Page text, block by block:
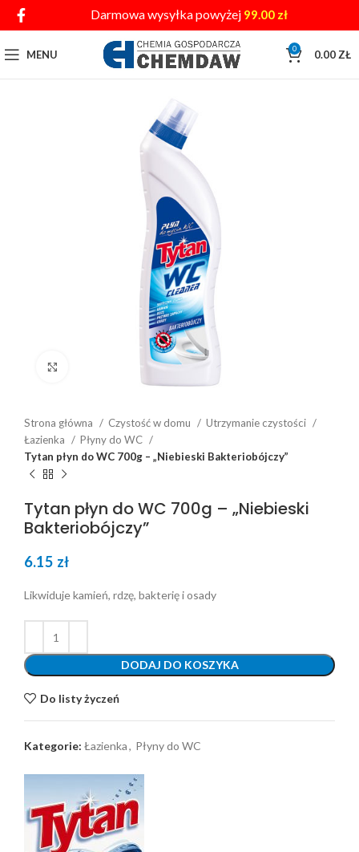
Darmowa wysyłka powyżej 99.00 zł
MENU 0 0.00 ZŁ
Strona główna Czystość w domu
Utrzymanie czystości
Łazienka
Płyny do WC
Tytan płyn do WC 700g – „Niebieski Bakteriobójczy”
Tytan płyn do WC 700g – „Niebieski
Bakteriobójczy”
6.15 zł
Likwiduje kamień, rdzę, bakterię i osady
DODAJ DO KOSZYKA
Do listy życzeń
Kategorie: Łazienka, Płyny do WC